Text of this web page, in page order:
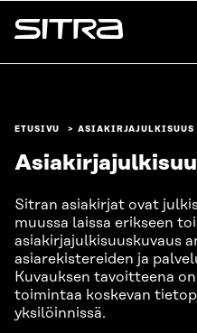
Siirry
suoraan
Sitra
ETUSIVU ASIAKIRJAJULKISUUS
Sitran asiakirjat ovat
muussa laissa erikseen
asiakirjajulkisuuskuvaus
asiarekistereiden ja
Kuvauksen tavoitteena
toimintaa koskevan
yksilöinnissä.